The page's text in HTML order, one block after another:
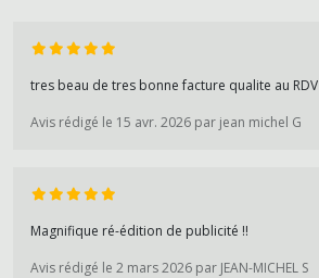
tres beau de tres bonne facture qualite au RDV
Avis rédigé le 15 avr. 2026 par jean michel G
Magnifique ré-édition de publicité !!
Avis rédigé le 2 mars 2026 par JEAN-MICHEL S